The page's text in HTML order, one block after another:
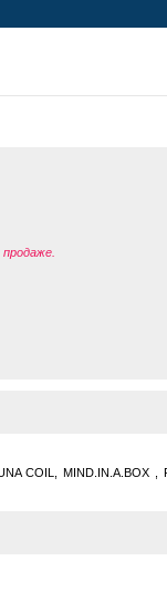
COIL, MIND.IN.A.BOX